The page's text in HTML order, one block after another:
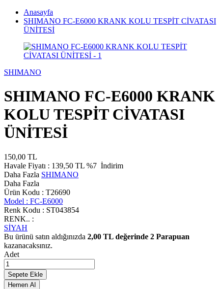
Anasayfa
SHIMANO FC-E6000 KRANK KOLU TESPİT CİVATASI
ÜNİTESİ
SHIMANO
SHIMANO FC-E6000 KRANK
KOLU TESPİT CİVATASI
ÜNİTESİ
150,00 TL
Havale Fiyatı : 139,50 TL %7 İndirim
Daha Fazla SHIMANO
Daha Fazla
Ürün Kodu : T26690
Model : FC-E6000
Renk Kodu : ST043854
RENK.. :
SİYAH
Bu ürünü satın aldığınızda 2,00 TL değerinde 2 Parapuan
kazanacaksınız.
Adet
Sepete Ekle
Hemen Al